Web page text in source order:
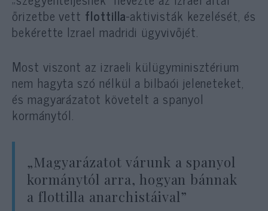
őrizetbe vett flottilla-aktivisták kezelését, és
bekérette Izrael madridi ügyvivőjét.
Most viszont az izraeli külügyminisztérium
nem hagyta szó nélkül a bilbaói jeleneteket,
és magyarázatot követelt a spanyol
kormánytól.
„Magyarázatot várunk a spanyol
kormánytól arra, hogyan bánnak
a flottilla anarchistáival”